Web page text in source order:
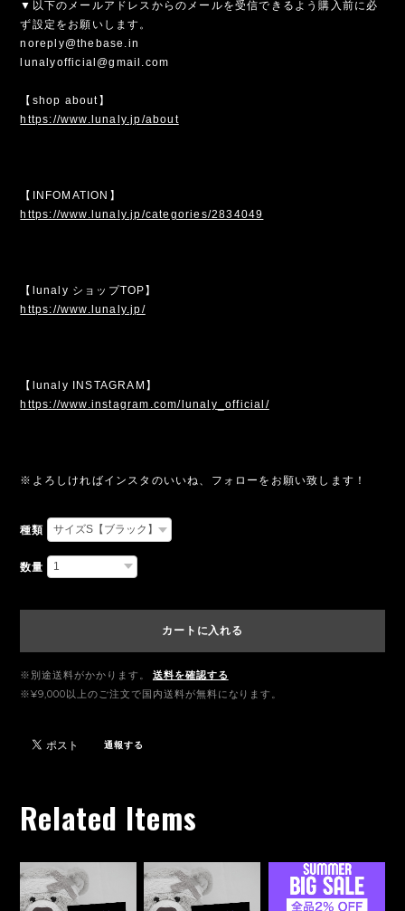
▼以下のメールアドレスからのメールを受信できるよう購入前に必
ず設定をお願いします。
noreply@thebase.in
lunalyofficial@gmail.com
【shop about】
https://www.lunaly.jp/about
【INFOMATION】
https://www.lunaly.jp/categories/2834049
【lunaly ショップTOP】
https://www.lunaly.jp/
【lunaly INSTAGRAM】
https://www.instagram.com/lunaly_official/
※よろしければインスタのいいね、フォローをお願い致します！
種類
数量
カートに入れる
※別途送料がかかります。
送料を確認する
※¥9,000以上のご注文で国内送料が無料になります。
通報する
Related Items